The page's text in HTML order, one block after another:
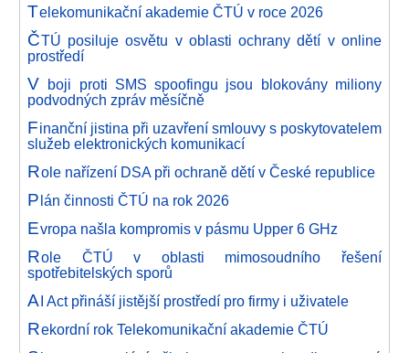
Telekomunikační akademie ČTÚ v roce 2026
ČTÚ posiluje osvětu v oblasti ochrany dětí v online
prostředí
V boji proti SMS spoofingu jsou blokovány miliony
podvodných zpráv měsíčně
Finanční jistina při uzavření smlouvy s poskytovatelem
služeb elektronických komunikací
Role nařízení DSA při ochraně dětí v České republice
Plán činnosti ČTÚ na rok 2026
Evropa našla kompromis v pásmu Upper 6 GHz
Role ČTÚ v oblasti mimosoudního řešení
spotřebitelských sporů
AI Act přináší jistější prostředí pro firmy i uživatele
Rekordní rok Telekomunikační akademie ČTÚ